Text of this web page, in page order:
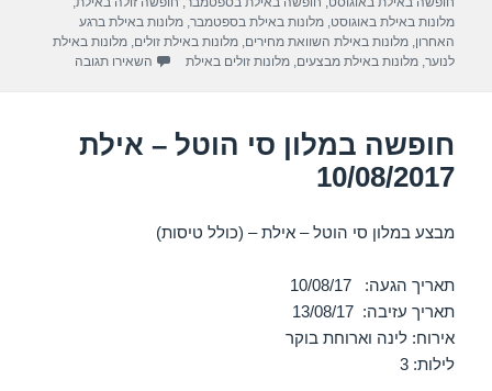
o
o
p
p
m
מלונות באילת באוגוסט,מלונות באילת בספטמבר,מלונות באילת ברגע
האחרון,מלונות באילת השוואת מחירים,מלונות באילת זולים,מלונות באילת
לנוער,מלונות באילת מבצעים,מלונות זולים באילת השאירו תגובה
חופשה במלון סי הוטל – אילת
10/08/2017
מבצע במלון סי הוטל – אילת – (כולל טיסות)
תאריך הגעה: 10/08/17
תאריך עזיבה: 13/08/17
אירוח: לינה וארוחת בוקר
לילות: 3